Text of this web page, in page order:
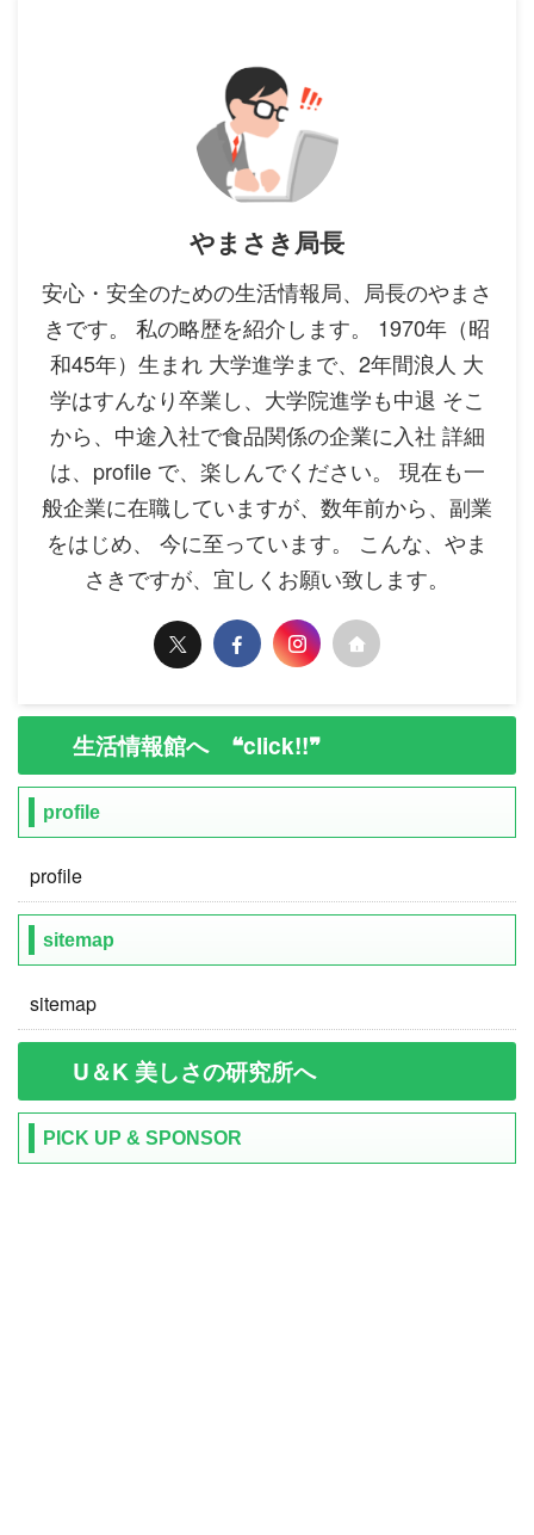
やまさき局長
安心・安全のための生活情報局、局長のやまさ
きです。 私の略歴を紹介します。 1970年（昭
和45年）生まれ 大学進学まで、2年間浪人 大
学はすんなり卒業し、大学院進学も中退 そこ
から、中途入社で食品関係の企業に入社 詳細
は、profile で、楽しんでください。 現在も一
般企業に在職していますが、数年前から、副業
をはじめ、 今に至っています。 こんな、やま
さきですが、宜しくお願い致します。
生活情報館へ ❝click!!❞
profile
profile
sitemap
sitemap
U＆K 美しさの研究所へ
PICK UP & SPONSOR